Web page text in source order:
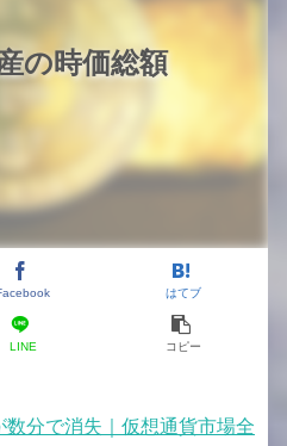
の時価総額
はてブ
LINE コピー
分で消失｜仮想通貨市場全